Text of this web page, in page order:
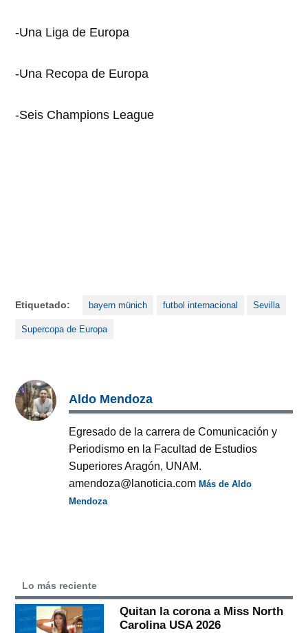
-Una Liga de Europa
-Una Recopa de Europa
-Seis Champions League
Etiquetado: bayern münich futbol internacional Sevilla
Supercopa de Europa
Aldo Mendoza
Egresado de la carrera de Comunicación y
Periodismo en la Facultad de Estudios
Superiores Aragón, UNAM.
amendoza@lanoticia.comMás de Aldo
Mendoza
Lo más reciente
Quitan la corona a Miss North
Carolina USA 2026